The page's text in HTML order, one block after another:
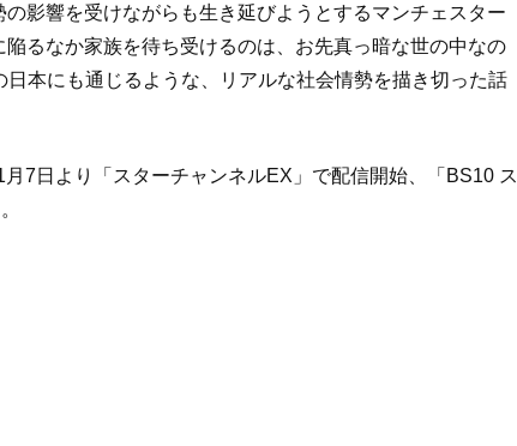
影響を受けながらも生き延びようとするマンチェスター
るなか家族を待ち受けるのは、お先真っ暗な世の中なの
本にも通じるような、リアルな社会情勢を描き切った話
7日より「スターチャンネルEX」で配信開始、「BS10 ス